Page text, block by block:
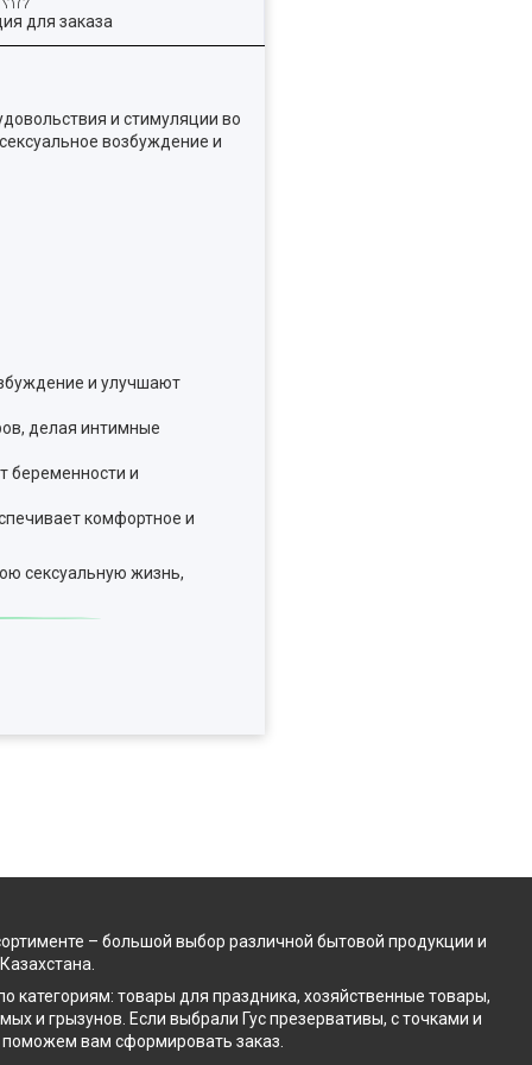
для заказа
и стимуляции во
возбуждение и
и улучшают
делая интимные
беременности и
комфортное и
сексуальную жизнь,
– большой выбор различной бытовой продукции и
категориям: товары для праздника, хозяйственные товары,
и грызунов. Если выбрали Гус презервативы, с точками и
вам сформировать заказ.